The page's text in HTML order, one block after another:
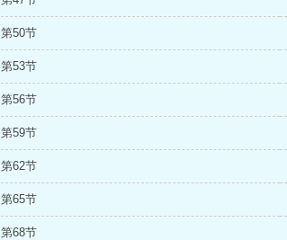
第50节
第53节
第56节
第59节
第62节
第65节
第68节